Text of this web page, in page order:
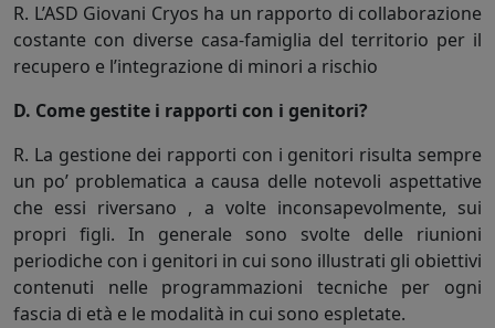
R. L’ASD Giovani Cryos ha un rapporto di collaborazione
costante con diverse casa-famiglia del territorio per il
recupero e l’integrazione di minori a rischio
D. Come gestite i rapporti con i genitori?
R. La gestione dei rapporti con i genitori risulta sempre
un po’ problematica a causa delle notevoli aspettative
che essi riversano , a volte inconsapevolmente, sui
propri figli. In generale sono svolte delle riunioni
periodiche con i genitori in cui sono illustrati gli obiettivi
contenuti nelle programmazioni tecniche per ogni
fascia di età e le modalità in cui sono espletate.